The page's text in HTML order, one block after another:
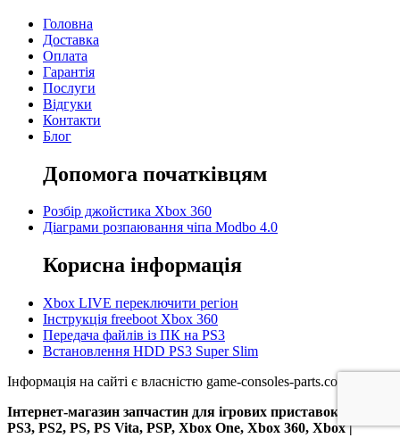
Головна
Доставка
Оплата
Гарантія
Послуги
Відгуки
Контакти
Блог
Допомога початківцям
Розбір джойстика Xbox 360
Діаграми розпаювання чіпа Modbo 4.0
Корисна інформація
Xbox LIVE переключити регіон
Інструкція freeboot Xbox 360
Передача файлів із ПК на PS3
Встановлення HDD PS3 Super Slim
Інформація на сайті є власністю game-consoles-parts.com.ua
Інтернет-магазин запчастин для ігрових приставок – PS4,
PS3, PS2, PS, PS Vita, PSP, Xbox One, Xbox 360, Xbox |